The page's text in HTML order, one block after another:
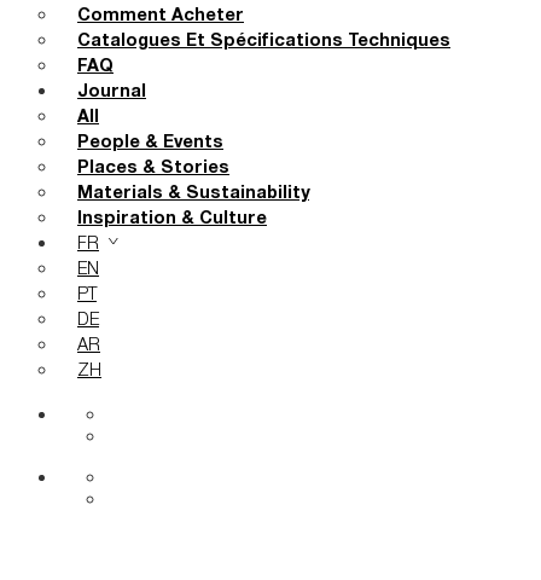
Comment Acheter
Catalogues Et Spécifications Techniques
FAQ
Journal
All
People & Events
Places & Stories
Materials & Sustainability
Inspiration & Culture
FR
EN
PT
DE
AR
ZH